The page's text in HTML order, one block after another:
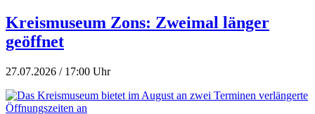
Kreismuseum Zons: Zweimal länger
geöffnet
27.07.2026 / 17:00 Uhr